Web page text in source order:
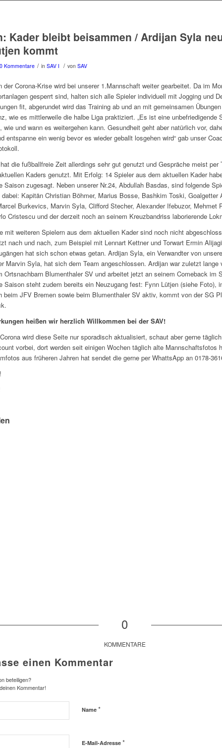
Kader bleibt beisammen / Ardijan Syla
kommt
0 Kommentare / in SAV I / von SAV
der Corona-Krise wird bei unserer 1.Mannschaft weiter gearbeitet. Da im
gesperrt sind, halten sich alle Spieler individuell mit Jogging und
fit, abgerundet wird das Training ab und an mit gemeinsamen
wie es mittlerweile die halbe Liga praktiziert. „Es ist eine unbefriedigende
wie und wann es weitergehen kann. Gesundheit geht aber natürlich vor,
entspanne ein wenig bevor es wieder geballt losgehen wird“ gab unser
die fußballfreie Zeit allerdings sehr gut genutzt und Gespräche meist per
Kaders genutzt. Mit Erfolg: 14 Spieler aus dem aktuellen Kader
Saison zugesagt. Neben unserer Nr.24, Abdullah Basdas, sind folgende
Kapitän Christian Böhmer, Marius Bosse, Bashkim Toski, Goalgetter
Burkevics, Marvin Syla, Clifford Stecher, Alexander Ifebuzor, Mehmet
Cristescu und der derzeit noch an seinem Kreuzbandriss laborierende
mit weiteren Spielern aus dem aktuellen Kader sind noch nicht
nach und nach, zum Beispiel mit Lennart Kettner und Torwart Ermin
hat sich schon etwas getan. Ardijan Syla, ein Verwandter von
Marvin Syla, hat sich dem Team angeschlossen. Ardijan war zuletzt lange
Ortsnachbarn Blumenthaler SV und arbeitet jetzt an seinem Comeback im
Saison steht zudem bereits ein Neuzugang fest: Fynn Lütjen (siehe Foto),
beim JFV Bremen sowie beim Blumenthaler SV aktiv, kommt von der SG
heißen wir herzlich Willkommen bei der SAV!
wird diese Seite nur sporadisch aktualisiert, schaut aber gerne
vorbei, dort werden seit einigen Wochen täglich alte Mannschaftsfotos
aus früheren Jahren hat sendet die gerne per WhattsApp an 0178-
0
KOMMENTARE
einen Kommentar
beteiligen?
Kommentar!
Name *
E-Mail-Adresse *